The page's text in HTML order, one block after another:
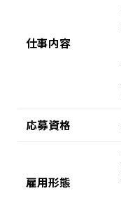
仕事内容
応募資格
雇用形態